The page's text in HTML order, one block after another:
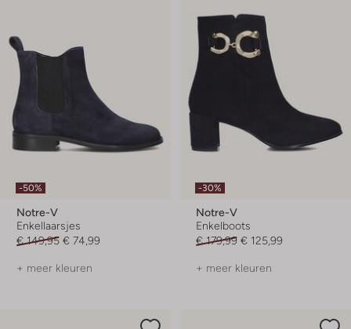
-50%
Notre-V
Enkellaarsjes
€ 149,95 € 74,99
+ meer kleuren
-30%
Notre-V
Enkelboots
€ 179,99 € 125,99
+ meer kleuren